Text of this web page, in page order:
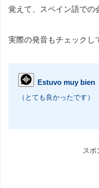
覚えて、スペイン語での
実際の発音もチェックし
Estuvo muy bien
（とても良かったです）
スポ